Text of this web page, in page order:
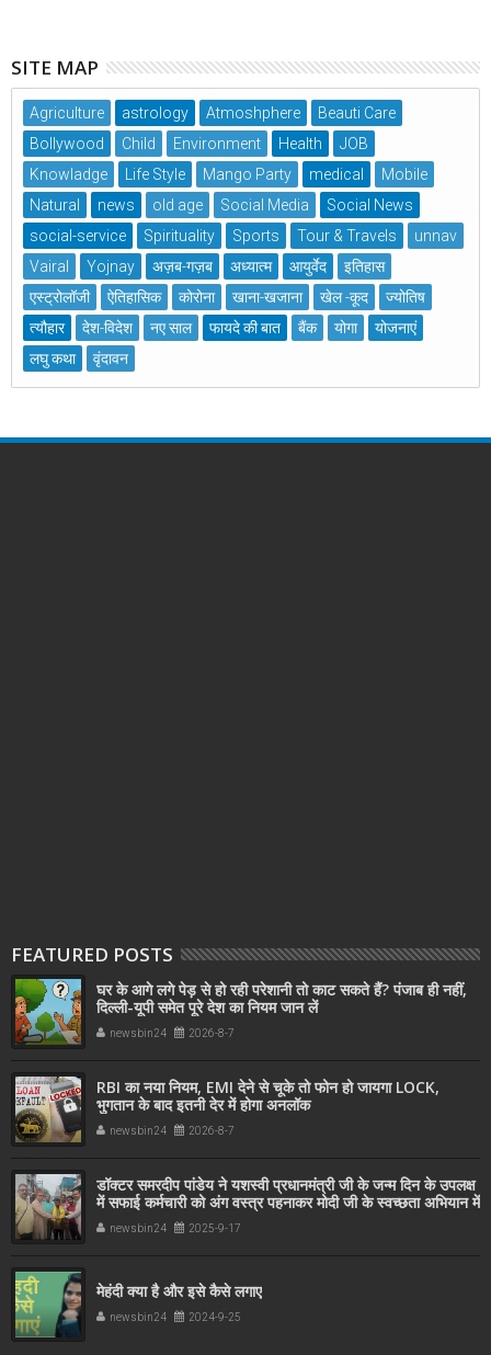
SITE MAP
Agriculture astrology Atmoshphere
Beauti Care
Bollywood
Child Environment Health
JOB
Knowladge
Life Style Mango Party medical
Mobile
Natural
news old age Social Media
Social News
social-service
Spirituality Sports Tour & Travels
unnav
Vairal
Yojnay अज़ब-गज़ब अध्यात्म आयुर्वेद
इतिहास
एस्ट्रोलॉजी
ऐतिहासिक कोरोना खाना-खजाना खेल -कूद
ज्योतिष
त्यौहार
देश-विदेश नए साल फायदे की बात बैंक योगा
योजनाएं
लघु कथा
वृंदावन
FEATURED POSTS
घर के आगे लगे पेड़ से हो रही परेशानी तो काट सकते हैं? पंजाब ही नहीं,
दिल्‍ली-यूपी समेत पूरे देश का नियम जान लें
newsbin24 2026-8-7
RBI का नया नियम, EMI देने से चूके तो फोन हो जायगा LOCK,
भुगतान के बाद इतनी देर में होगा अनलॉक
newsbin24 2026-8-7
डॉक्टर समरदीप पांडेय ने यशस्वी प्रधानमंत्री जी के जन्म दिन के उपलक्ष
में सफाई कर्मचारी को अंग वस्त्र पहनाकर मोदी जी के स्वच्छता अभियान में
सहयोग किया
newsbin24 2025-9-17
मेहंदी क्या है और इसे कैसे लगाए
newsbin24 2024-9-25